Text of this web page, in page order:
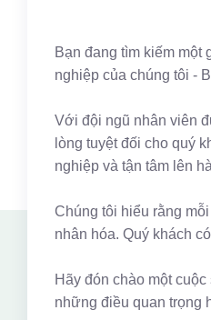
Bạn đang tìm kiếm một
nghiệp của chúng tôi -
Với đội ngũ nhân viên
lòng tuyệt đối cho quý
nghiệp và tận tâm lên
Chúng tôi hiểu rằng
nhân hóa. Quý khách
Hãy đón chào một
những điều quan trọng